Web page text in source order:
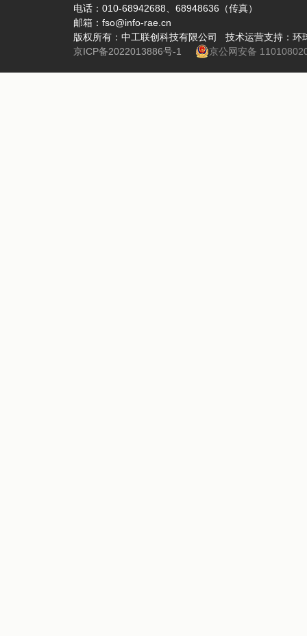
电话：010-68942688、68948636（传真）
邮箱：fso@info-rae.cn
版权所有：中工联创科技有限公司 技术运营支持：
京ICP备2022013886号-1
京公网安备